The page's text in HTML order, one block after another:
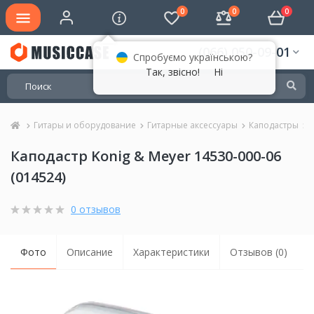
0 0 0
(066) 050-09-01
Гитары и оборудование Гитарные аксессуары Каподастры
Каподастр Konig & Meyer 14530-000-06
(014524)
0 отзывов
Фото Описание Характеристики Отзывов (0)
Спробуємо українською?
Так, звісно!
Ні